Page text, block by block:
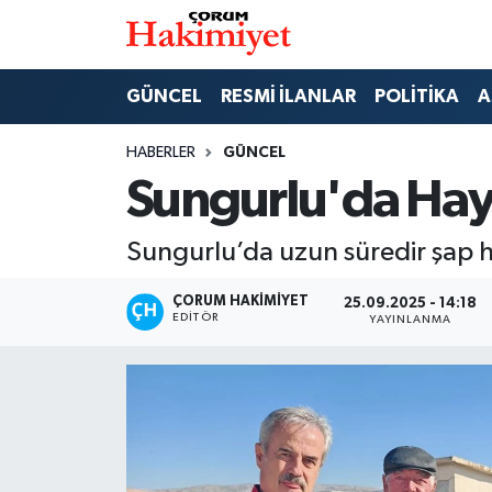
GÜNCEL RESMİ İLANLAR POLİTİKA
HABERLER GÜNCEL
Sungurlu'da
Sungurlu’da uzun süredir şap
ÇORUM HAKIMIYET
EDITÖR
25.09.2025 - 14:18
YAYINLANMA
EKONOMİ
GÜNCEL
Nöbetçi Eczaneler
Çorum Namaz Vakitleri
Trafik Durumu
Süper Lig Puan Durumu ve Fikstür
Tüm Manşetler